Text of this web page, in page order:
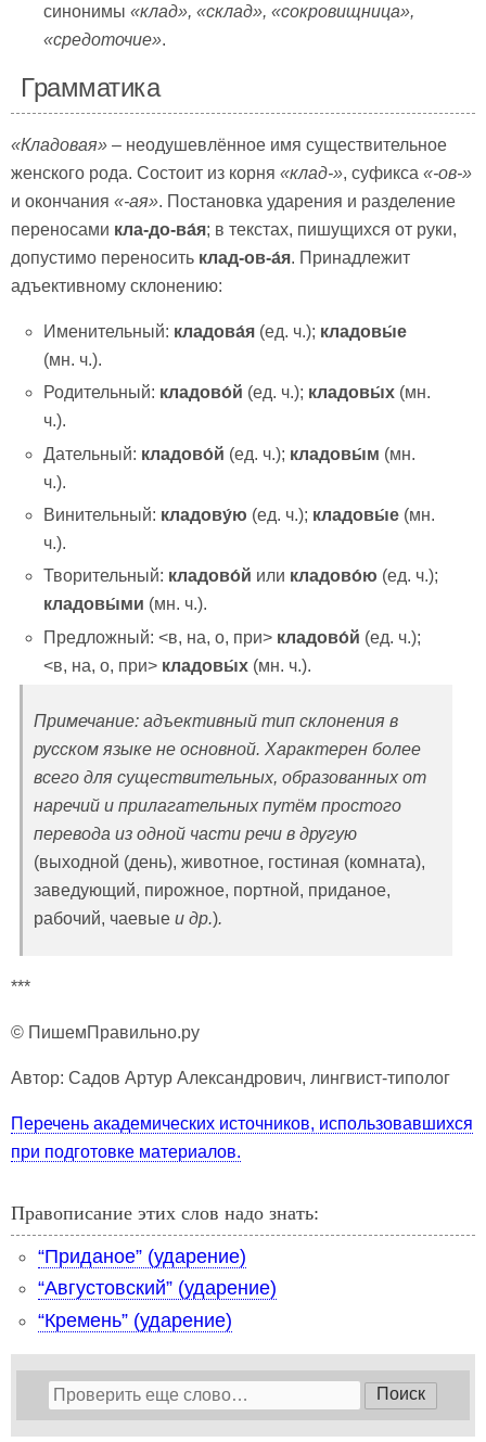
синонимы«клад», «склад», «сокровищница»,
«средоточие».
Грамматика
«Кладовая» – неодушевлённое имя существительное
женского рода. Состоит из корня «клад-», суфикса «-ов-»
и окончания «-ая». Постановка ударения и разделение
переносами кла-до-ва́я; в текстах, пишущихся от руки,
допустимо переносить клад-ов-а́я. Принадлежит
адъективному склонению:
Именительный: кладова́я (ед. ч.); кладовы́е
(мн. ч.).
Родительный: кладово́й (ед. ч.); кладовы́х (мн.
ч.).
Дательный: кладово́й (ед. ч.); кладовы́м (мн.
ч.).
Винительный: кладову́ю (ед. ч.); кладовы́е (мн.
ч.).
Творительный: кладово́й или кладово́ю (ед. ч.);
кладовы́ми (мн. ч.).
Предложный: <в, на, о, при> кладово́й (ед. ч.);
<в, на, о, при> кладовы́х (мн. ч.).
Примечание: адъективный тип склонения в
русском языке не основной. Характерен более
всего для существительных, образованных от
наречий и прилагательных путём простого
перевода из одной части речи в другую
(выходной (день), животное, гостиная (комната),
заведующий, пирожное, портной, приданое,
рабочий, чаевые и др.).
***
© ПишемПравильно.ру
Автор: Садов Артур Александрович, лингвист-типолог
Перечень академических источников, использовавшихся
при подготовке материалов.
Правописание этих слов надо знать:
“Приданое” (ударение)
“Августовский” (ударение)
“Кремень” (ударение)